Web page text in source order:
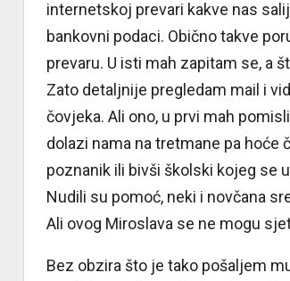
internetskoj prevari kakve nas
bankovni podaci. Obično takve
prevaru. U isti mah zapitam se, a
Zato detaljnije pregledam mail i
čovjeka. Ali ono, u prvi mah
dolazi nama na tretmane pa hoće
poznanik ili bivši školski kojeg se
Nudili su pomoć, neki i novčana
Ali ovog Miroslava se ne mogu
Bez obzira što je tako pošaljem